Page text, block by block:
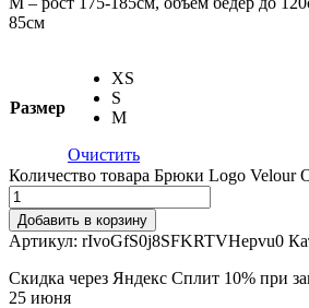
85см
Размер
XS
S
M
Очистить
Количество товара Брюки Logo Velour
Добавить в корзину
Артикул: rIvoGfS0j8SFKRTVHepvu0
Скидка через Яндекс Сплит 10% при
25 июня